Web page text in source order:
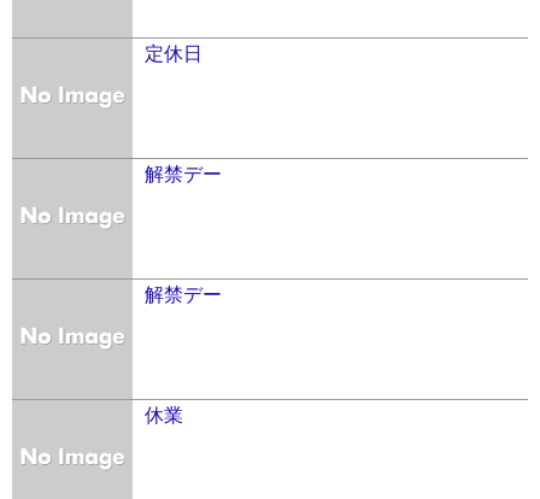
定休日
解禁デー
解禁デー
休業